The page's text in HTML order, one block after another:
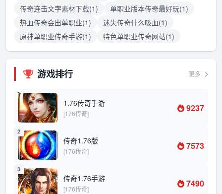
传奇连击文字素材下载(1)
单职业版本传奇最好玩(1)
热血传奇会出单职业(1)
迷失传奇什么吸血(1)
原神单职业传奇手游(1)
特色单职业传奇网站(1)
游戏排行 更多
1
1.76传奇手游
[176传奇] 9237
2
传奇1.76版
[176传奇] 7573
3
传奇1.76手游
[176传奇] 7490